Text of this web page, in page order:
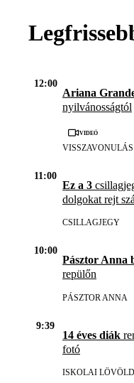
12:00
Ariana
nyilvánosságtól
Videó
VISSZAVONULÁS
11:00
Ez a 3
dolgokat rejt
CSILLAGJEGY
10:00
Pásztor Anna
repülőn
PÁSZTOR ANNA
9:39
14 éves diák
fotó
ISKOLAI